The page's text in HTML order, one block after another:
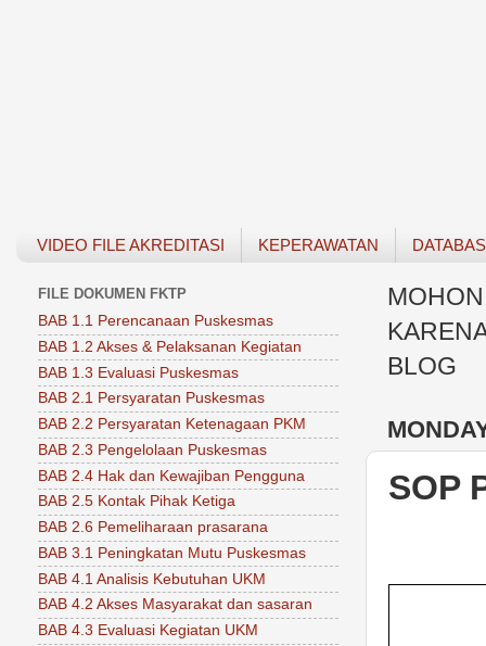
VIDEO FILE AKREDITASI KEPERAWATAN
BLOG
SOP
FILE DOKUMEN FKTP
BAB 1.1 Perencanaan Puskesmas
BAB 1.2 Akses & Pelaksanan Kegiatan
BAB 1.3 Evaluasi Puskesmas
BAB 2.1 Persyaratan Puskesmas
BAB 2.2 Persyaratan Ketenagaan PKM
BAB 2.3 Pengelolaan Puskesmas
BAB 2.4 Hak dan Kewajiban Pengguna
BAB 2.5 Kontak Pihak Ketiga
BAB 2.6 Pemeliharaan prasarana
BAB 3.1 Peningkatan Mutu Puskesmas
BAB 4.1 Analisis Kebutuhan UKM
BAB 4.2 Akses Masyarakat dan sasaran
BAB 4.3 Evaluasi Kegiatan UKM